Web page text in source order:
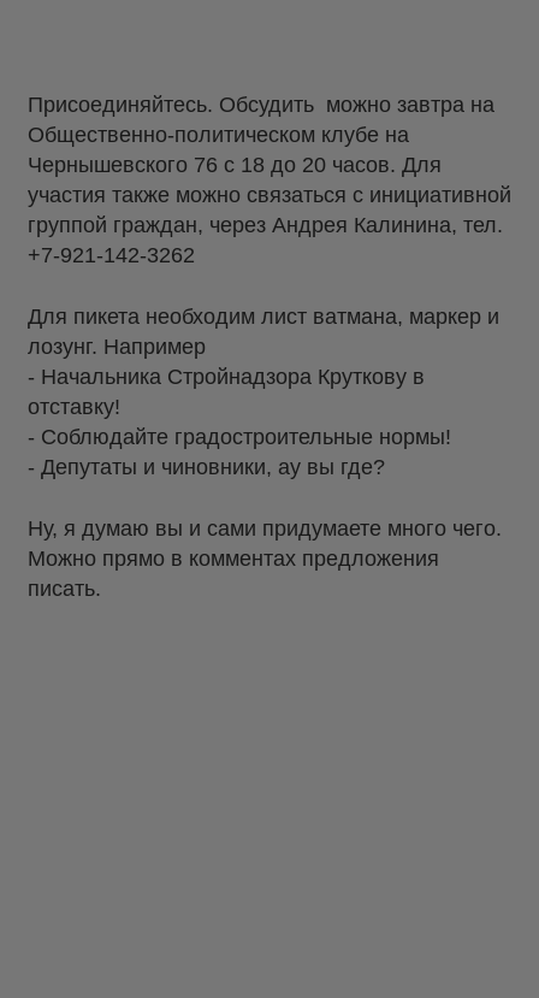
Присоединяйтесь. Обсудить можно завтра на
Общественно-политическом клубе на
Чернышевского 76 с 18 до 20 часов. Для
участия также можно связаться с инициативной
группой граждан, через Андрея Калинина, тел.
+7-921-142-3262
Для пикета необходим лист ватмана, маркер и
лозунг. Например
- Начальника Стройнадзора Круткову в
отставку!
- Соблюдайте градостроительные нормы!
- Депутаты и чиновники, ау вы где?
Ну, я думаю вы и сами придумаете много чего.
Можно прямо в комментах предложения
писать.